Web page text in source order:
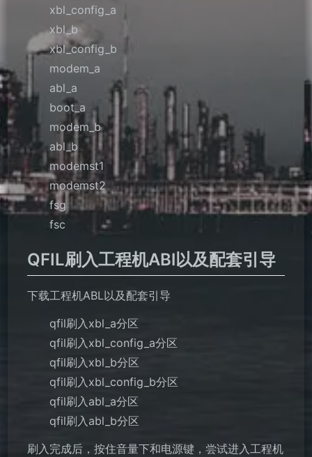
xbl_config_a
xbl_b
xbl_config_b
modem_a
abl_a
boot_a
modem_b
abl_b
modemst1
modemst2
fsg
fsc
QFIL刷入工程机ABl以及配套引导
下载工程机ABL以及配套引导
qfil刷入xbl_a分区
qfil刷入xbl_config_a分区
qfil刷入xbl_b分区
qfil刷入xbl_config_b分区
qfil刷入abl_a分区
qfil刷入abl_b分区
刷入完成后，按住音量下和电源键，尝试进入工程机